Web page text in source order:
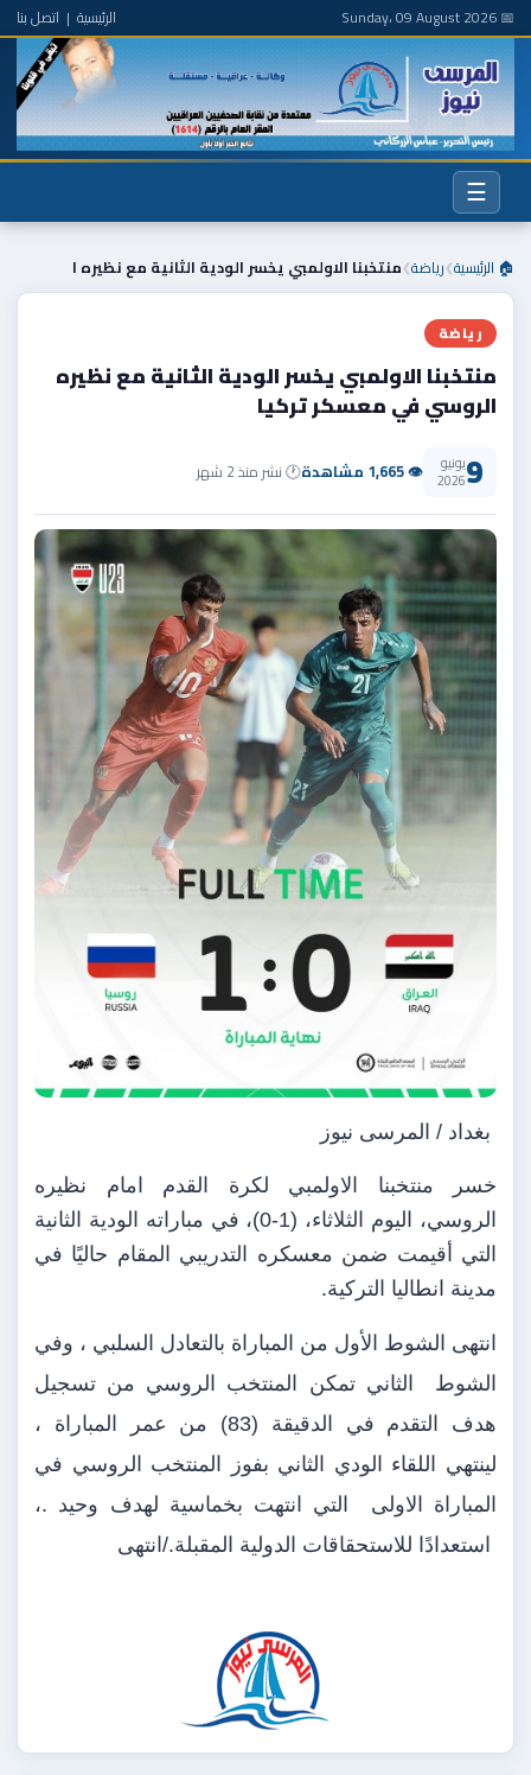
📅 Sunday، 09 August 2026 الرئيسية | اتصل بنا
☰
🏠 الرئيسية❯رياضة❯منتخبنا الاولمبي يخسر الودية الثانية مع نظيره ا
رياضة
منتخبنا الاولمبي يخسر الودية الثانية مع نظيره
الروسي في معسكر تركيا
9يونيو
2026 👁 1,665 مشاهدة 🕐 نشر منذ 2 شهر
بغداد / المرسى نيوز
خسر منتخبنا الاولمبي لكرة القدم امام نظيره
الروسي، اليوم الثلاثاء، (1-0)، في مباراته الودية الثانية
التي أقيمت ضمن معسكره التدريبي المقام حاليًا في
مدينة انطاليا التركية.
انتهى الشوط الأول من المباراة بالتعادل السلبي ، وفي
الشوط
الثاني تمكن المنتخب الروسي من تسجيل
هدف التقدم في الدقيقة (83) من عمر المباراة ،
لينتهي اللقاء الودي الثاني بفوز المنتخب الروسي في
المباراة الاولى
التي انتهت بخماسية لهدف وحيد .،
استعدادًا للاستحقاقات الدولية المقبلة./انتهى